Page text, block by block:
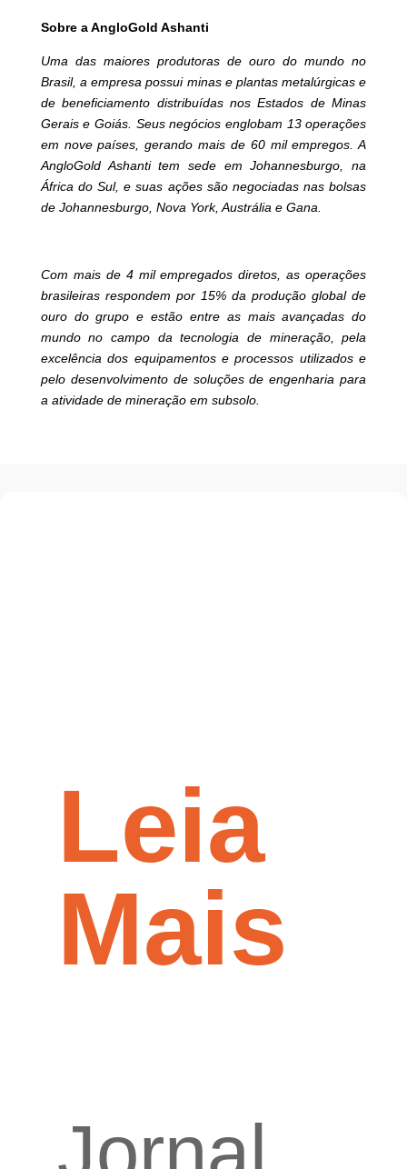
Sobre a AngloGold Ashanti
Uma das maiores produtoras de ouro do mundo no
Brasil, a empresa possui minas e plantas metalúrgicas e
de beneficiamento distribuídas nos Estados de Minas
Gerais e Goiás. Seus negócios englobam 13 operações
em nove países, gerando mais de 60 mil empregos. A
AngloGold Ashanti tem sede em Johannesburgo, na
África do Sul, e suas ações são negociadas nas bolsas
de Johannesburgo, Nova York, Austrália e Gana.
Com mais de 4 mil empregados diretos, as operações
brasileiras respondem por 15% da produção global de
ouro do grupo e estão entre as mais avançadas do
mundo no campo da tecnologia de mineração, pela
excelência dos equipamentos e processos utilizados e
pelo desenvolvimento de soluções de engenharia para
a atividade de mineração em subsolo.
Leia
Mais